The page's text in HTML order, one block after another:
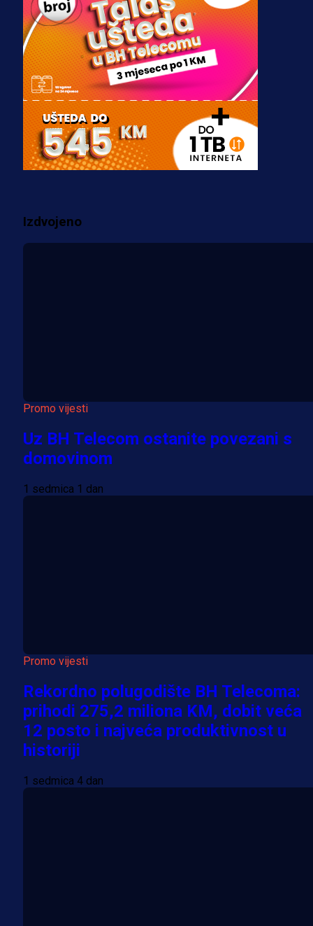
Zmajevi dobili veliko pojačanje:
Fudbaler Olympiacosa želi obući
dres BiH!
3 sedmica 4 dan
Premijer liga BiH
Misimović priveden: SIPA ga tereti
za pranje novca, pretresaju
prostorije FK Borac!
Više vijesti
Izdvojeno
Promo vijesti
Uz BH Telecom ostanite povezani s
domovinom
1 sedmica 1 dan
Promo vijesti
Rekordno polugodište BH Telecoma:
prihodi 275,2 miliona KM, dobit veća
12 posto i najveća produktivnost u
historiji
1 sedmica 4 dan